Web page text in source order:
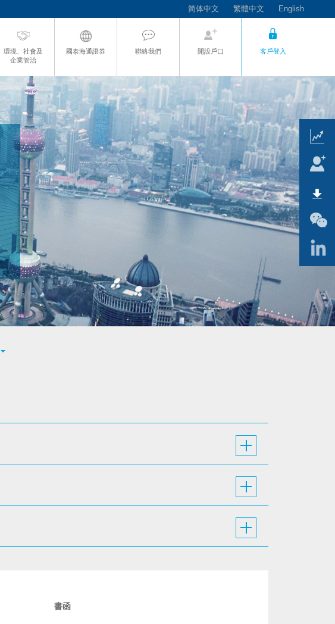
简体中文 繁體中文 English
環境、社會及
企業管治
國泰海通證券 聯絡我們 開設戶口 客戶登入
書函